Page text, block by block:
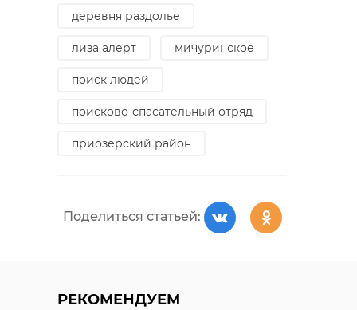
деревня раздолье
лиза алерт мичуринское
поиск людей
поисково-спасательный отряд
приозерский район
Поделиться статьей:
РЕКОМЕНДУЕМ